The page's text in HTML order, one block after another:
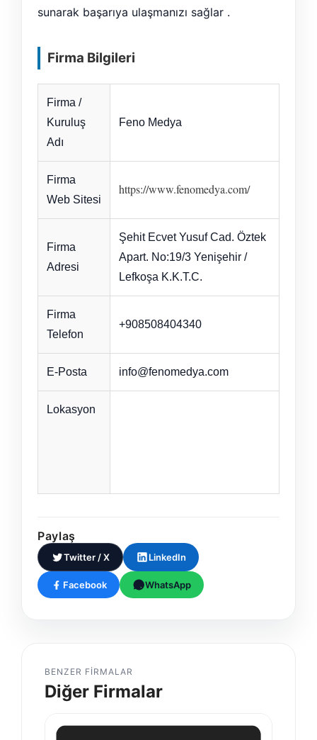
sunarak başarıya ulaşmanızı sağlar .
Firma Bilgileri
Firma /
Kuruluş
Adı
Feno Medya
Firma
Web Sitesi
https://www.fenomedya.com/
Firma
Adresi
Şehit Ecvet Yusuf Cad. Öztek
Apart. No:19/3 Yenişehir /
Lefkoşa K.K.T.C.
Firma
Telefon
+908508404340
E-Posta info@fenomedya.com
Lokasyon
Paylaş
Twitter / X LinkedIn
Facebook WhatsApp
BENZER FIRMALAR
Diğer Firmalar